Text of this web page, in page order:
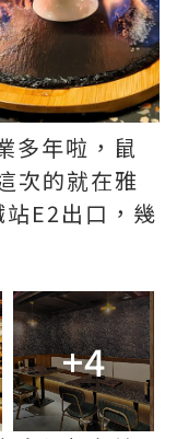
多年啦，鼠
次的就在雅
E2出口，幾
+4